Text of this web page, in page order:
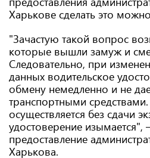
Харькове сделать это
"Зачастую такой вопрос
которые вышли замуж и
Следовательно, при
данных водительское
обмену немедленно и не
транспортными
осуществляется без сдачи
удостоверение
предоставление
Харькова.